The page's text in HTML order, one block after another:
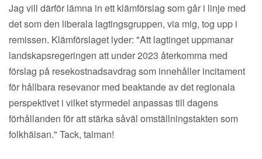
Jag vill därför lämna in ett klämförslag som går i linje med
det som den liberala lagtingsgruppen, via mig, tog upp i
remissen. Klämförslaget lyder: "Att lagtinget uppmanar
landskapsregeringen att under 2023 återkomma med
förslag på resekostnadsavdrag som innehåller incitament
för hållbara resevanor med beaktande av det regionala
perspektivet i vilket styrmedel anpassas till dagens
förhållanden för att stärka såväl omställningstakten som
folkhälsan." Tack, talman!